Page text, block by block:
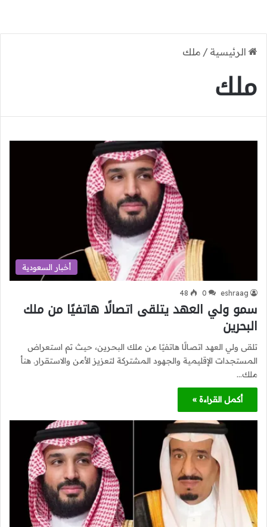
الرئيسية / ملك
ملك
أخبار السعودية
eshraag
0
48
سمو ولي العهد يتلقى اتصالًا هاتفيًا من ملك
البحرين
تلقى ولي العهد اتصالًا هاتفيًا من ملك البحرين، حيث تم استعراض
المستجدات الإقليمية والجهود المشتركة لتعزيز الأمن والاستقرار. هنأ
ملك…
أكمل القراءة »